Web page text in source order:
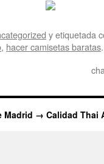
y etiquetada
, hacer camisetas baratas
Madrid → Calidad Thai